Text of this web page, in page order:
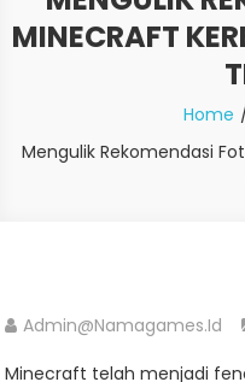
MINECRAFT
Home
Mengulik Rekomendasi
Admin@namagames.id
Minecraft telah menjadi